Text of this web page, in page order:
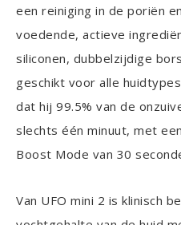
een reiniging in de poriën
voedende, actieve
siliconen, dubbelzijdige
geschikt voor alle
dat hij 99.5% van de
slechts één minuut, met
Boost Mode van 30
Van UFO mini 2 is klinisch